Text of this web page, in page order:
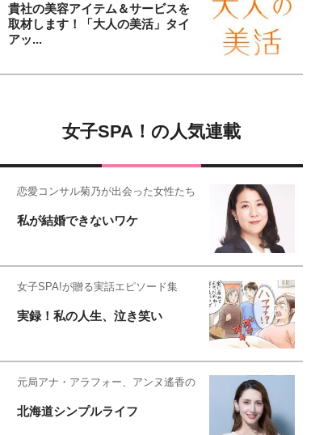
貴社の美容アイテム＆サービスを
取材します！「大人の美活」タイ
アッ...
女子SPA！の人気連載
恋愛コンサル菊乃が出会った女性たち
私が結婚できないワケ
女子SPA!が贈る実話エピソード集
実録！私の人生、泣き笑い
元局アナ・アラフォー、アンヌ遙香の
北海道シンプルライフ